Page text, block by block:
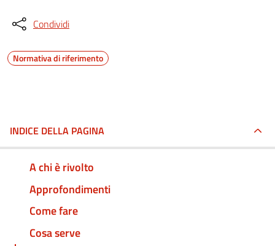
Condividi
Normativa di riferimento
INDICE DELLA PAGINA
A chi è rivolto
Approfondimenti
Come fare
Cosa serve